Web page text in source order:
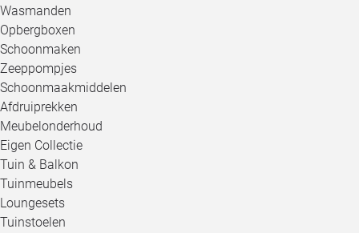
Wasmanden
Opbergboxen
Schoonmaken
Zeeppompjes
Schoonmaakmiddelen
Afdruiprekken
Meubelonderhoud
Eigen Collectie
Tuin & Balkon
Tuinmeubels
Loungesets
Tuinstoelen